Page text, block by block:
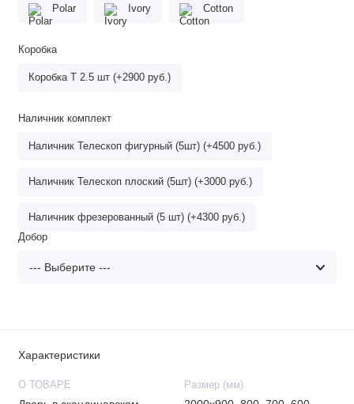
Polar Ivory Cotton
Коробка
Коробка Т 2.5 шт (+2900 руб.)
Наличник комплект
Наличник Телескоп фигурный (5шт) (+4500 руб.)
Наличник Телескоп плоский (5шт) (+3000 руб.)
Наличник фрезерованный (5 шт) (+4300 руб.)
Добор
Характеристики
О ТОВАРЕ Размер (мм)